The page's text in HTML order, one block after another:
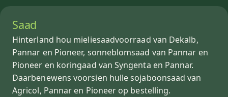
Saad
Hinterland hou mieliesaadvoorraad van Dekalb,
Pannar en Pioneer, sonneblomsaad van Pannar en
Pioneer en koringaad van Syngenta en Pannar.
Daarbenewens voorsien hulle sojaboonsaad van
Agricol, Pannar en Pioneer op bestelling.